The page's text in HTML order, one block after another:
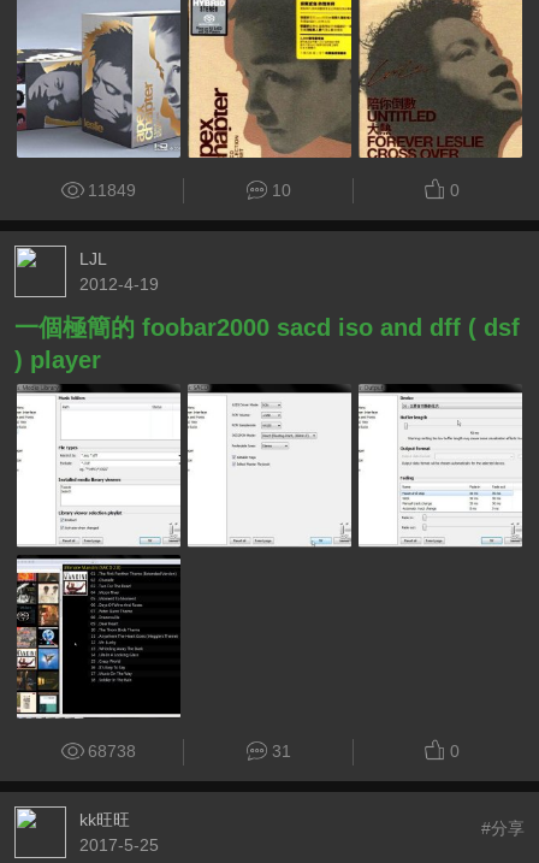
11849 10 0
LJL
2012-4-19
一個極簡的 foobar2000 sacd iso and dff ( dsf
) player
68738 31 0
kk旺旺
2017-5-25
#分享